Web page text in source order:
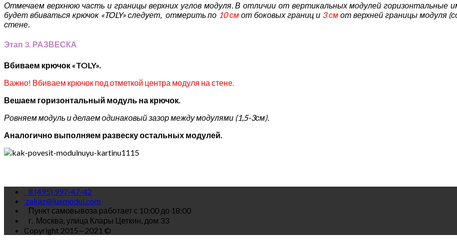
Отмечаем верхнюю часть и границы верхних углов модуля. В отличии от вертикальных модулей горизонтальные
будет вбиваться крючок «TOLY» следует, отмерить по 10 см от боковых границ и 3 смот верхней границы модуля
стене.
Этап 3. РАЗВЕСКА
Вбиваем крючок «TOLY».
Важно! Вбиваем крючок под отметкой центра модуля на стене.
Вешаем горизонтальный модуль на крючок.
Ровняем модуль и делаем одинаковый зазор между модулями (1,5-3см).
Аналогично выполняем развеску остальных модулей.
8 (495) 997-47-42
zakaz@luxmodul.com
Пункт самовывоза работает с 10:00 до 18:00
г. Москва, улица Клары Цеткин, дом 33
Copyright 2015—2021 ©